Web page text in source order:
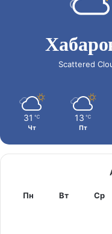
Scattered
31 ℃
Чт
13 ℃
Пт
Пн Вт Ср